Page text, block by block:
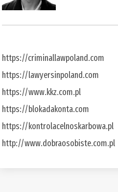
https://criminallawpoland.com
https://lawyersinpoland.com
https://www.kkz.com.pl
https://blokadakonta.com
https://kontrolacelnoskarbowa.pl
http://www.dobraosobiste.com.pl